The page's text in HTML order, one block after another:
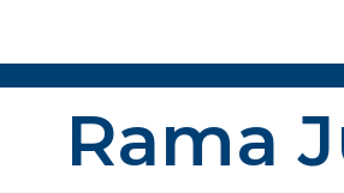
Rama